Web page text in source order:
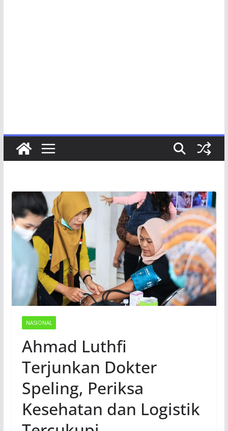
NASIONAL
Ahmad Luthfi
Terjunkan Dokter
Speling, Periksa
Kesehatan dan Logistik